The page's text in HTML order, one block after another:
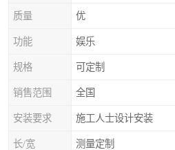
质量 优
功能 娱乐
规格 可定制
销售范围 全国
安装要求 施工人士设计安装
长/宽 测量定制